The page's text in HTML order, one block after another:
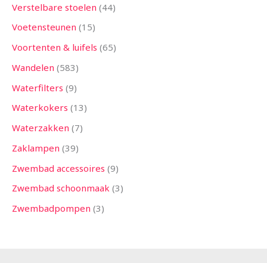
Verstelbare stoelen 44
Voetensteunen 15
Voortenten & luifels 65
Wandelen 583
Waterfilters 9
Waterkokers 13
Waterzakken 7
Zaklampen 39
Zwembad accessoires 9
Zwembad schoonmaak 3
Zwembadpompen 3